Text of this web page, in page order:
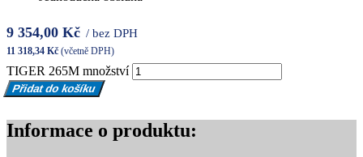
9 354,00 Kč / bez DPH
11 318,34 Kč (včetně DPH)
TIGER 265M množství
Přidat do košíku
Informace o produktu: